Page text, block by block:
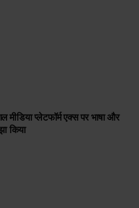
मीडिया प्लेटफॉर्म एक्स पर भाषा और
किया